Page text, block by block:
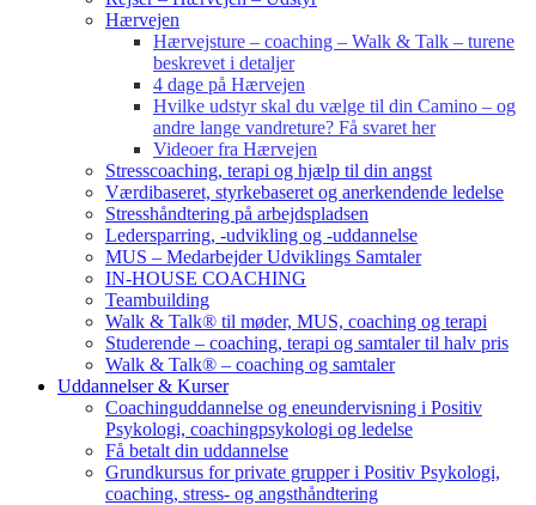
Hærvejen
Hærvejsture – coaching – Walk & Talk – turene
beskrevet i detaljer
4 dage på Hærvejen
Hvilke udstyr skal du vælge til din Camino – og
andre lange vandreture? Få svaret her
Videoer fra Hærvejen
Stresscoaching, terapi og hjælp til din angst
Værdibaseret, styrkebaseret og anerkendende ledelse
Stresshåndtering på arbejdspladsen
Ledersparring, -udvikling og -uddannelse
MUS – Medarbejder Udviklings Samtaler
IN-HOUSE COACHING
Teambuilding
Walk & Talk® til møder, MUS, coaching og terapi
Studerende – coaching, terapi og samtaler til halv pris
Walk & Talk® – coaching og samtaler
Uddannelser & Kurser
Coachinguddannelse og eneundervisning i Positiv
Psykologi, coachingpsykologi og ledelse
Få betalt din uddannelse
Grundkursus for private grupper i Positiv Psykologi,
coaching, stress- og angsthåndtering